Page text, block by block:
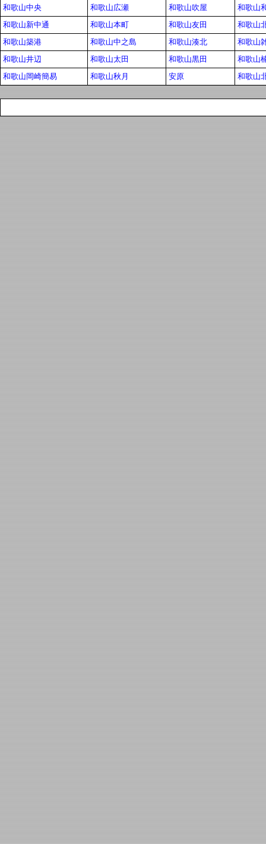
和歌山中央
和歌山広瀬 和歌山吹屋
和歌山
和歌山新中通
和歌山本町 和歌山友田
和歌山
和歌山築港
和歌山中之島 和歌山湊北
和歌山
和歌山井辺
和歌山太田 和歌山黒田
和歌山
和歌山岡崎簡易
和歌山秋月 安原 和歌山